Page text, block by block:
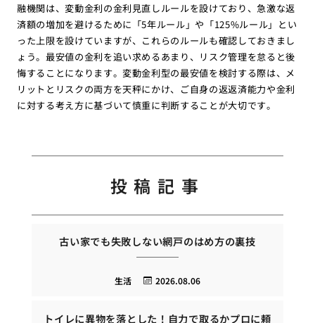
融機関は、変動金利の金利見直しルールを設けており、急激な返
済額の増加を避けるために「5年ルール」や「125%ルール」とい
った上限を設けていますが、これらのルールも確認しておきまし
ょう。最安値の金利を追い求めるあまり、リスク管理を怠ると後
悔することになります。変動金利型の最安値を検討する際は、メ
リットとリスクの両方を天秤にかけ、ご自身の返返済能力や金利
に対する考え方に基づいて慎重に判断することが大切です。
投稿記事
古い家でも失敗しない網戸のはめ方の裏技
2026.08.06
生活
トイレに異物を落とした！自力で取るかプロに頼